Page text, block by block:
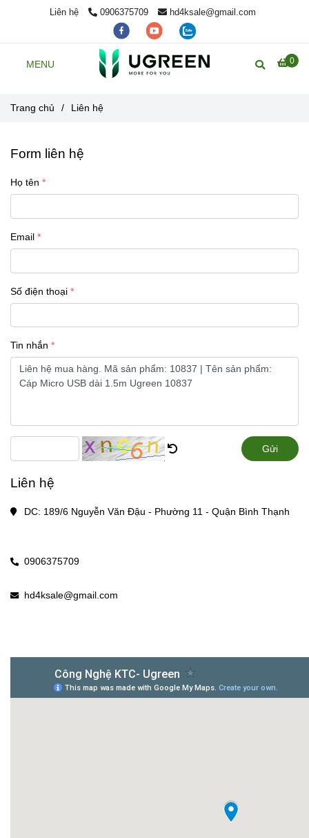
Liên hệ 0906375709 hd4ksale@gmail.com
0
MENU
Trang chủ / Liên hệ
Form liên hệ
Họ tên
Email
Số điện thoại
Tin nhắn
Gửi
Liên hệ
DC: 189/6 Nguyễn Văn Đậu - Phường 11 - Quận Bình Thạnh
0906375709
hd4ksale@gmail.com